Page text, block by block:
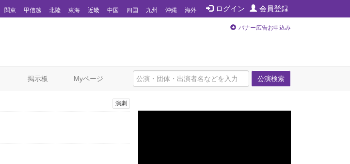
ログイン 会員登録
関東 甲信越 北陸 東海 近畿 中国 四国 九州 沖縄 海外
バナー広告お申込み
公演検索
掲示板 Myページ
演劇